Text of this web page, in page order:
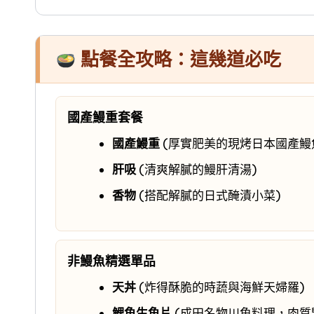
點餐全攻略：這幾道必吃
國產鰻重套餐
國產鰻重 (厚實肥美的現烤日本國產
肝吸 (清爽解膩的鰻肝清湯)
香物 (搭配解膩的日式醃漬小菜)
非鰻魚精選單品
天丼 (炸得酥脆的時蔬與海鮮天婦羅)